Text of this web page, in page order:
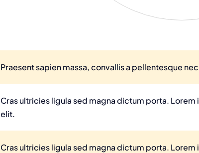
Praesent sapien massa, convallis a pellentesque
Cras ultricies ligula sed magna dictum porta.
elit.
Cras ultricies ligula sed magna dictum porta.